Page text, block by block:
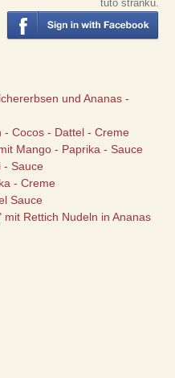
tuto stránku.
und Ananas -
- Cocos - Dattel - Creme
Mango - Paprika - Sauce
- Sauce
- Creme
Sauce
Rettich Nudeln in Ananas